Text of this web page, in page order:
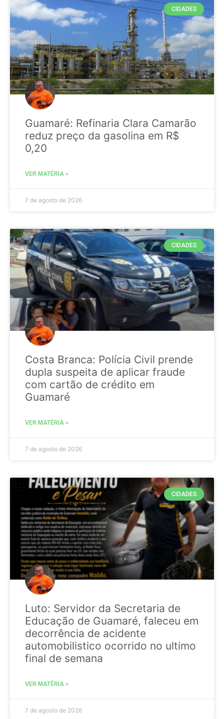
CIDADES
Guamaré: Refinaria Clara Camarão
reduz preço da gasolina em R$
0,20
VER MATÉRIA »
7 de agosto de 2026
CIDADES
Costa Branca: Polícia Civil prende
dupla suspeita de aplicar fraude
com cartão de crédito em
Guamaré
VER MATÉRIA »
7 de agosto de 2026
CIDADES
Luto: Servidor da Secretaria de
Educação de Guamaré, faleceu em
decorrência de acidente
automobilistico ocorrido no ultimo
final de semana
VER MATÉRIA »
7 de agosto de 2026